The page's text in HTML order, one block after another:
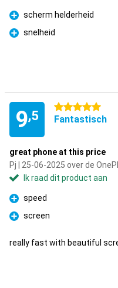
Pluspunt
scherm helderheid
Pluspunt
snelheid
9,5
5 sterren
Fantastisch
great phone at this price
Pj | 25-06-2025 over de
Ik raad dit product aan
Pluspunt
speed
Pluspunt
screen
really fast with beautiful